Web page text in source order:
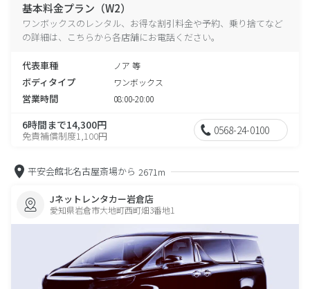
基本料金プラン（W2）
ワンボックスのレンタル、お得な割引料金や予約、乗り捨てなど
の詳細は、こちらから各店舗にお電話ください。
代表車種 ノア 等
ボディタイプ ワンボックス
営業時間 08:00-20:00
6時間まで14,300円
免責補償制度1,100円 0568-24-0100
平安会館北名古屋斎場から 2671m
Jネットレンタカー岩倉店
愛知県岩倉市大地町西町畑3番地1